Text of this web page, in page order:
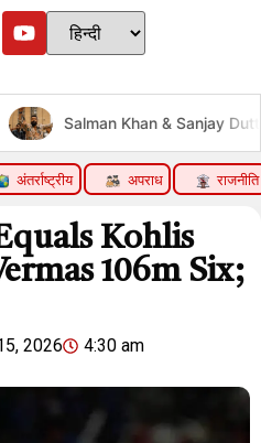
Dutt Starrer 7 Dogs India
अंतर्राष्ट्रीय अपराध राजनीति
Kohlis
106m Six;
2026 4:30 am